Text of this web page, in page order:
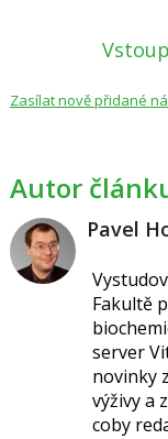
Zasílat nově přidané
Autor
Pavel
Fakultě
server
novinky
výživy a
coby